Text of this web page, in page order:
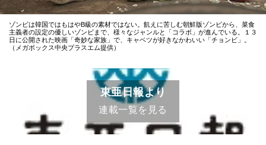
ゾンビは韓国ではもはやB級の素材ではない。飢えに苦しむ朝鮮版ゾンビから、菜食
主義者の設定の優しいゾンビまで、様々なジャンルと「コラボ」が進んでいる。１３
日に公開された映画「奇妙な家族」で、キャベツが好きなかわいい「チョンビ」。
（メガボックス中央プラスエム提供）
東亜日報より
連載一覧を見る